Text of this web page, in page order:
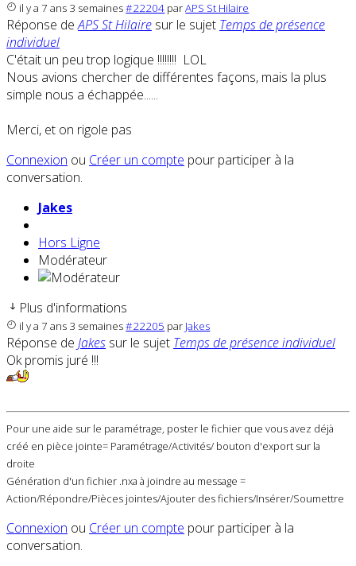
il y a 7 ans 3 semaines#22204 parAPS St Hilaire
Réponse deAPS St Hilaire sur le sujet Temps de présence
individuel
C'était un peu trop logique !!!!!!!! LOL
Nous avions chercher de différentes façons, mais la plus
simple nous a échappée......
Merci, et on rigole pas
Connexion ou Créer un compte pour participer à la
conversation.
Jakes
Hors Ligne
Modérateur
Plus d'informations
il y a 7 ans 3 semaines#22205 par Jakes
Réponse de Jakes sur le sujet Temps de présence individuel
Ok promis juré !!!
Pour une aide sur le paramétrage, poster le fichier que vous avez déjà
créé en pièce jointe= Paramétrage/Activités/ bouton d'export sur la
droite
Génération d'un fichier .nxa à joindre au message =
Action/Répondre/Pièces jointes/Ajouter des fichiers/Insérer/Soumettre
Connexion ou Créer un compte pour participer à la
conversation.